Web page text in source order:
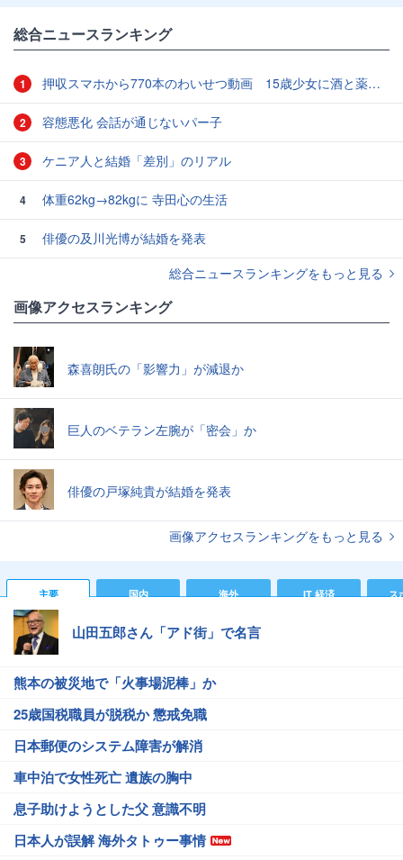
総合ニュースランキング
1 押収スマホから770本のわいせつ動画 15歳少女に酒と薬飲ませ性的暴行か 54歳男を再逮捕 「薬もありますよ」とSNSで誘い出し
2 容態悪化 会話が通じないパー子
3 ケニア人と結婚「差別」のリアル
4 体重62kg→82kgに 寺田心の生活
5
俳優の及川光博が結婚を発表
総合ニュースランキングをもっと見る
画像アクセスランキング
森喜朗氏の「影響力」が減退か
巨人のベテラン左腕が「密会」か
俳優の戸塚純貴が結婚を発表
画像アクセスランキングをもっと見る
主要 国内 海外 IT 経済 ス
山田五郎さん「アド街」で名言
熊本の被災地で「火事場泥棒」か
25歳国税職員が脱税か 懲戒免職
日本郵便のシステム障害が解消
車中泊で女性死亡 遺族の胸中
息子助けようとした父 意識不明
日本人が誤解 海外タトゥー事情